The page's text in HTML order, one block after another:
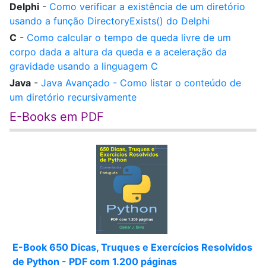
Delphi - Como verificar a existência de um diretório
usando a função DirectoryExists() do Delphi
C - Como calcular o tempo de queda livre de um
corpo dada a altura da queda e a aceleração da
gravidade usando a linguagem C
Java - Java Avançado - Como listar o conteúdo de
um diretório recursivamente
E-Books em PDF
E-Book 650 Dicas, Truques e Exercícios Resolvidos
de Python - PDF com 1.200 páginas